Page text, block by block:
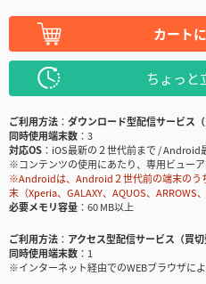
カート
ちょっと
ご利用方法
ダウンロード型配信サービス（
同時使用端末数
3
対応OS
iOS最新の２世代前まで / Android
※コンテンツの使用にあたり、専用ビュー
※Androidは、Android２世代前の端末のう
末（Xperia、GALAXY、AQUOS、
必要メモリ容量
60 MB以上
ご利用方法
アクセス型配信サービス（買切
同時使用端末数
1
※インターネット経由でのWEBブラウザに